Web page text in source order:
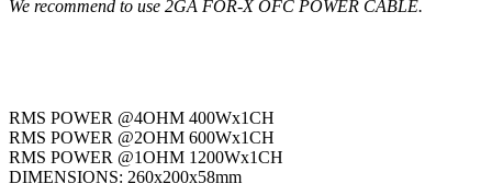
We recommend to use 2GA FOR-X OFC POWER CABLE.
RMS POWER @4OHM 400Wx1CH
RMS POWER @2OHM 600Wx1CH
RMS POWER @1OHM 1200Wx1CH
DIMENSIONS: 260x200x58mm